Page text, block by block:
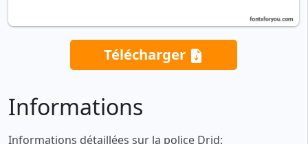
Télécharger
Informations
Informations détaillées sur la police Drid: